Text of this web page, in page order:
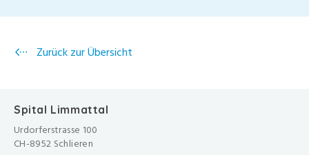
Zurück zur Übersicht
Spital Limmattal
Urdorferstrasse 100
CH-8952 Schlieren